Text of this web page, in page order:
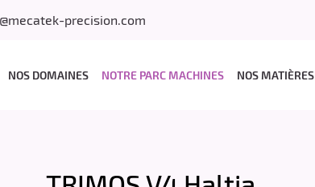
NOS DOMAINES NOTRE PARC MACHINES NOS MATIÈRES